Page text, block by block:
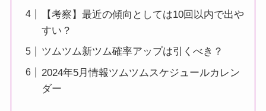
【考察】最近の傾向としては10回以内で出や
すい？
ツムツム新ツム確率アップは引くべき？
2024年5月情報ツムツムスケジュールカレン
ダー